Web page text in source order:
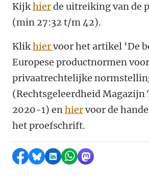
Kijkhierde uitreiking van de
(min 27:32 t/m 42).
Klikhiervoor het artikel ‘De
Europese productnormen voor
privaatrechtelijke
(Rechtsgeleerdheid Magazijn
2020-1) enhiervoor de
het proefschrift.
Delen op Facebook
Delen via Bluesky
Delen op LinkedIn
Delen via WhatsApp
Delen via